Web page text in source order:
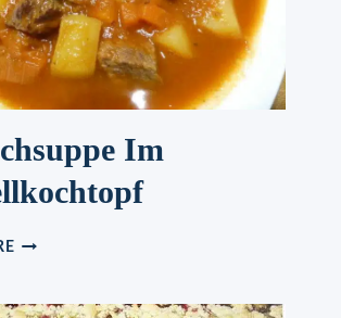
Im
GULASCHSUPPE